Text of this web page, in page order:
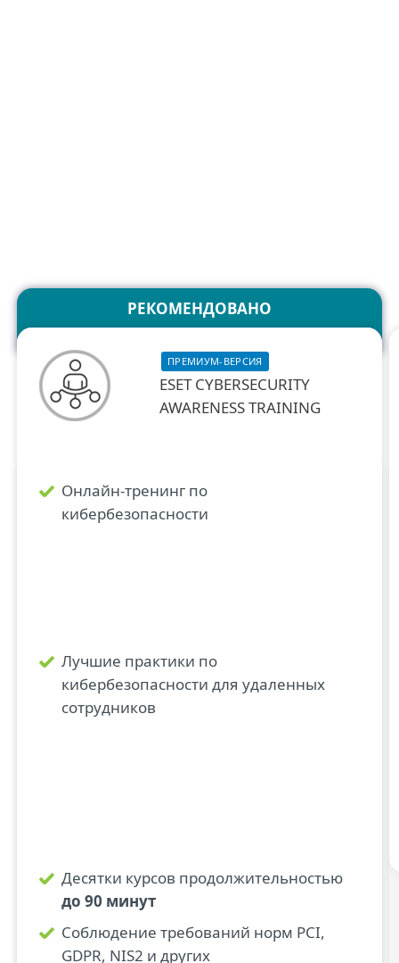
РЕКОМЕНДОВАНО
ПРЕМИУМ-ВЕРСИЯ
ESET CYBERSECURITY
AWARENESS TRAINING
Онлайн-тренинг по
кибербезопасности
Лучшие практики по
кибербезопасности для удаленных
сотрудников
Десятки курсов продолжительностью
до 90 минут
Соблюдение требований норм PCI,
GDPR, NIS2 и других